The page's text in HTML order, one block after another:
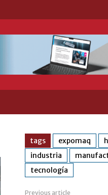
tags expomaq
industria
tecnología
Previous article